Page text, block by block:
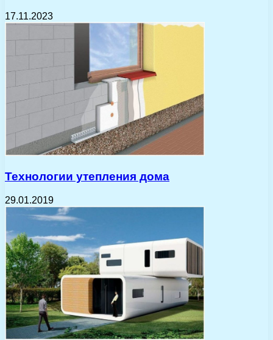
17.11.2023
Технологии утепления дома
29.01.2019